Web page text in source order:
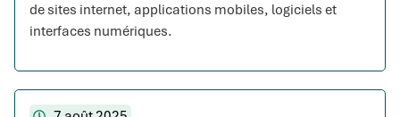
de sites internet, applications mobiles, logiciels et
interfaces numériques.